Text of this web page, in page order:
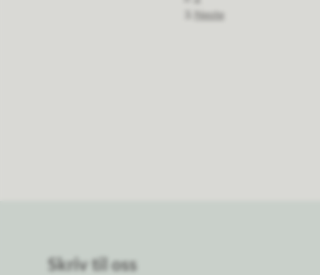
Neste
Skriv til oss